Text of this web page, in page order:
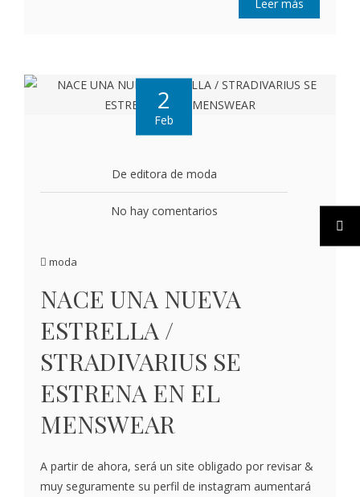
Leer más
2
Feb
De editora de moda
No hay comentarios
moda
NACE UNA NUEVA
ESTRELLA /
STRADIVARIUS SE
ESTRENA EN EL
MENSWEAR
A partir de ahora, será un site obligado por revisar &
muy seguramente su perfil de instagram aumentará